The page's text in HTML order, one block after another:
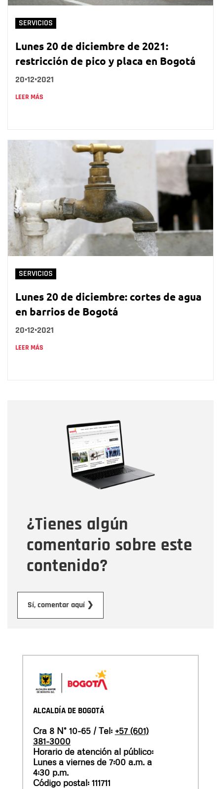
SERVICIOS
Lunes 20 de diciembre de 2021:
restricción de pico y placa en Bogotá
20•12•2021
LEER MÁS
SERVICIOS
Lunes 20 de diciembre: cortes de agua
en barrios de Bogotá
20•12•2021
LEER MÁS
¿Tienes algún
comentario sobre este
contenido?
Sí, comentar aquí ❯
Correo electrónico
Tipo de comentario
Mensaje
ALCALDÍA DE BOGOTÁ
Cra 8 N° 10-65 / Tel: +57 (601)
381-3000
Horario de atención al público:
Lunes a viernes de 7:00 a.m. a
4:30 p.m.
Código postal: 111711